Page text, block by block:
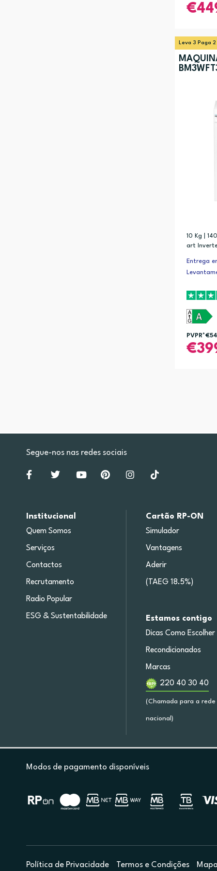
Leva 3 Paga 2
10 Kg |
art
Entrega
PVPR*
Segue-nos nas redes sociais
Institucional
Quem Somos
Serviços
Contactos
Recrutamento
Radio Popular
ESG & Sustentabilidade
Cartão RP-ON
Simulador
Vantagens
Aderir
(TAEG 18.5%)
Estamos contigo
Dicas Como Escolher
Recondicionados
Marcas
220 40 30 40
(Chamada para a
nacional)
Modos de pagamento disponíveis
Política de Privacidade Termos e Condições